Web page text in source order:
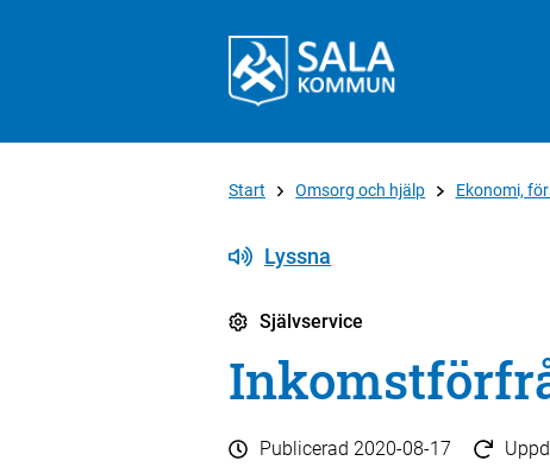
Start Omsorg och hjälp Ekonomi,
Lyssna
Självservice
Publicerad 2020-08-17